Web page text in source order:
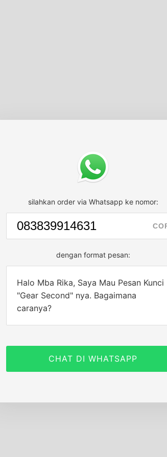
silahkan order via Whatsapp ke nomor:
dengan format pesan:
Halo Mba Rika, Saya Mau Pesan Kunci
"Gear Second" nya. Bagaimana
caranya?
CHAT DI WHATSAPP